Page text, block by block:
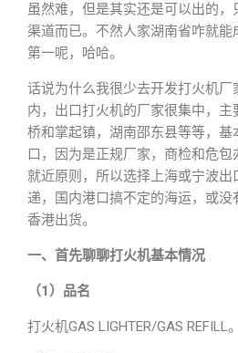
虽然难，但是其实还是可以出的
渠道而已。不然人家湖南省咋就
第一呢，哈哈。
话说为什么我很少去开发打火机厂
内，出口打火机的厂家很集中，
桥和掌起镇，湖南邵东县等等，基
口，因为是正规厂家，商检和危包
就近原则，所以选择上海或宁波出
递，国内港口搞不定的海运，或
香港出货。
一、首先聊聊打火机基本情况
（1）品名
打火机GAS LIGHTER/GAS REFILL。